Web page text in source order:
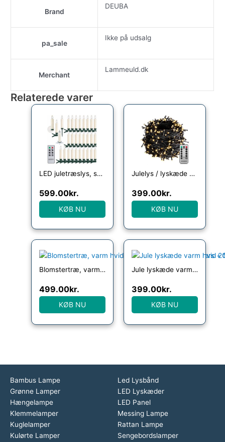
Brand
DEUBA
pa_sale
Ikke på udsalg
Merchant
Lammeuld.dk
Relaterede varer
LED juletræslys, sæt med 30 stk varm hvid, fjernbetjening
599.00kr.
KØB NU
Julelys / lyskæde Warm White, 40m, med fjernbetjening
399.00kr.
KØB NU
Blomstertræ, varm hvid 220cm indendørs/udendørs + fjernbetjening
499.00kr.
KØB NU
Jule lyskæde varm hvid 20m gennemsigtig fjernbetjening
399.00kr.
KØB NU
Bambus Lampe
Grønne Lamper
Hængelampe
Klemmelamper
Kuglelamper
Kulørte Lamper
Led Lysbånd
LED Lyskæder
LED Panel
Messing Lampe
Rattan Lampe
Sengebordslamper